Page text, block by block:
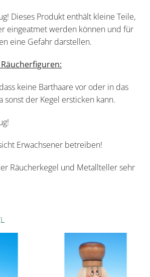
Dieses Produkt enthält kleine Teile,
eingeatmet werden können und für
eine Gefahr darstellen.
keine Barthaare vor oder in das
sonst der Kegel ersticken kann.
Erwachsener betreiben!
Räucherkegel und Metallteller sehr